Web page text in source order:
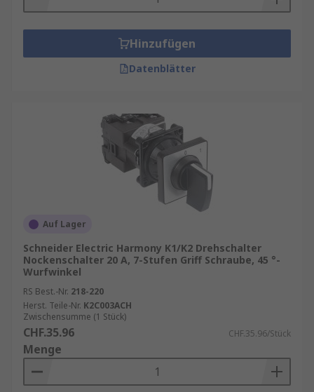
Hinzufügen
Datenblätter
Auf Lager
Schneider Electric Harmony K1/K2 Drehschalter
Nockenschalter 20 A, 7-Stufen Griff Schraube, 45 °-
Wurfwinkel
RS Best.-Nr. 218-220
Herst. Teile-Nr. K2C003ACH
Zwischensumme (1 Stück)
CHF.35.96 CHF.35.96/Stück
Menge